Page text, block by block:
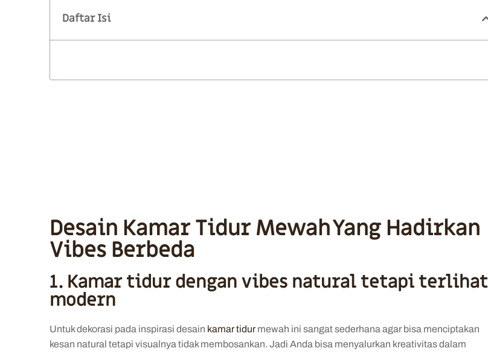
Daftar Isi
Desain Kamar Tidur Mewah Yang Hadirkan
Vibes Berbeda
1. Kamar tidur dengan vibes natural tetapi terlihat
modern
Untuk dekorasi pada inspirasi desain kamar tidurmewah ini sangat sederhana agar bisa menciptakan
kesan natural tetapi visualnya tidak membosankan. Jadi Anda bisa menyalurkan kreativitas dalam